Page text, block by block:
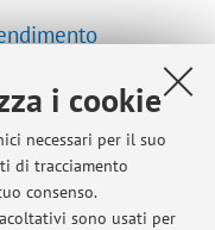
i cookie
necessari per il suo
di tracciamento
consenso.
sono usati per
due verifiche parziali
del progetto
stato ...